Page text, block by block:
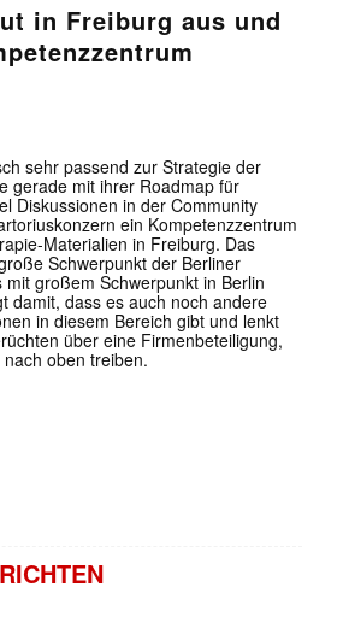
in Freiburg aus und
sehr passend zur Strategie der
gerade mit ihrer Roadmap für
Diskussionen in der Community
ein Kompetenzzentrum
Materialien in Freiburg. Das
Schwerpunkt der Berliner
mit großem Schwerpunkt in Berlin
damit, dass es auch noch andere
in diesem Bereich gibt und lenkt
über eine Firmenbeteiligung,
oben treiben.